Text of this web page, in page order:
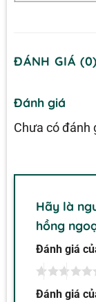
ĐÁNH GIÁ (0)
Đánh giá
Chưa có đánh
Hãy là
hồng
Đánh giá
Đánh giá